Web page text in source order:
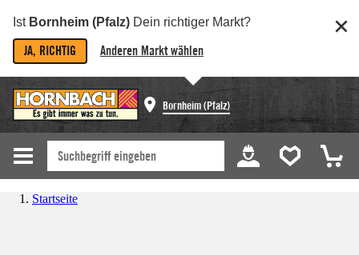
Ist Bornheim (Pfalz) Dein richtiger Markt?
JA, RICHTIG Anderen Markt wählen
Bornheim (Pfalz)
Startseite